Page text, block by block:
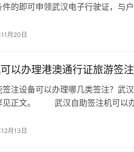
件的即可申领武汉电子行驶证，
月20日
以办理港澳通行证旅游签
签注设备可以办理哪几类签注？武
见正文。 武汉自助签注机可以
月13日